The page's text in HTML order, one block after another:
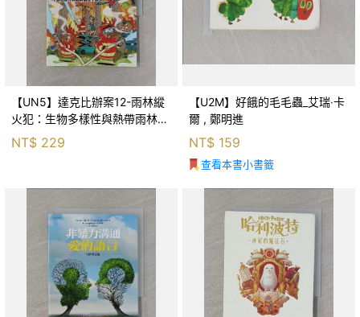
【UN5】達克比辦案12-雨林縱
火犯：生物多樣性與熱帶雨林生
態系_柯智元
NT$ 229
【U2M】好餓的毛毛蟲_艾瑞‧卡
爾 , 鄭明進
NT$ 159
查看本書小書籤